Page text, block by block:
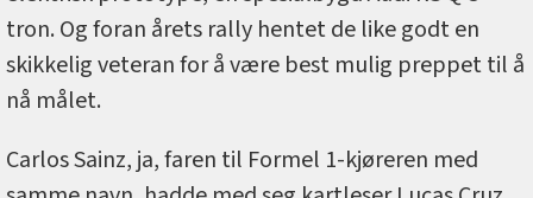
tron. Og foran årets rally hentet de like godt en
skikkelig veteran for å være best mulig preppet til å
nå målet.
Carlos Sainz, ja, faren til Formel 1-kjøreren med